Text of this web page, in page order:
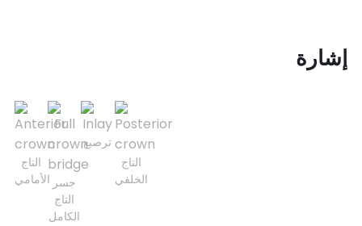
إشارة
التاج
الأمامي جسر
التاج
الكامل
ترصيع
التاج
الخلفي